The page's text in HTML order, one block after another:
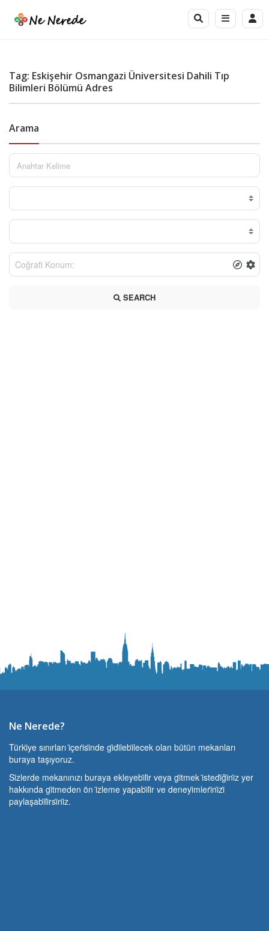
Tag: Eskişehir Osmangazi Üniversitesi Dahili Tıp
Bilimleri Bölümü Adres
Arama
SEARCH
Ne Nerede?
Türki̇ye sınırları i̇çeri̇si̇nde gi̇di̇lebi̇lecek olan bütün mekanları
buraya taşıyoruz.
Si̇zlerde mekanınızı buraya ekleyebi̇li̇r veya gi̇tmek i̇stedi̇ği̇ni̇z yer
hakkında gi̇tmeden ön i̇zleme yapabi̇li̇r ve deneyi̇mleri̇ni̇zi̇
paylaşabi̇li̇rsi̇ni̇z.